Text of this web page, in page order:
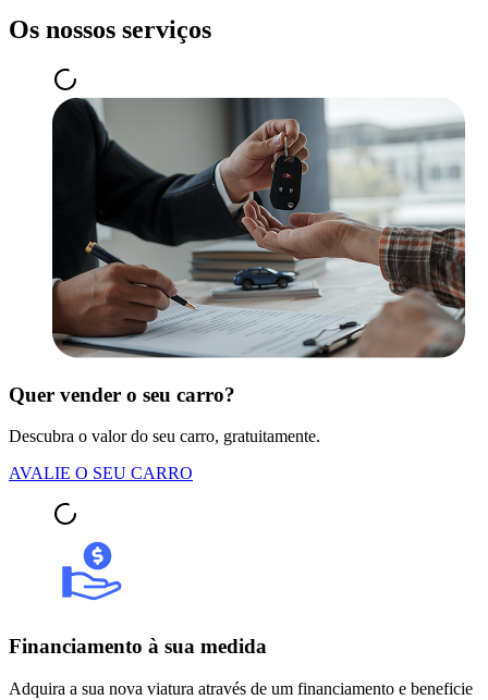
Os nossos serviços
Quer vender o seu carro?
Descubra o valor do seu carro, gratuitamente.
AVALIE O SEU CARRO
Financiamento à sua medida
Adquira a sua nova viatura através de um financiamento e beneficie